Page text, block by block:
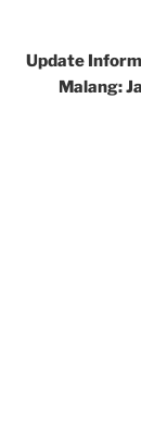
Update
Malang: